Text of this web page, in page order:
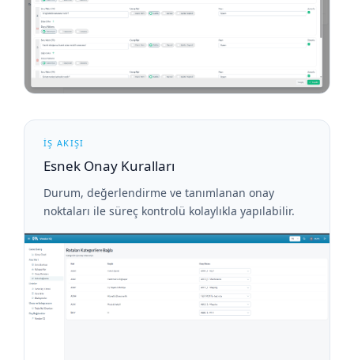
İŞ AKIŞI
Esnek Onay Kuralları
Durum, değerlendirme ve tanımlanan onay
noktaları ile süreç kontrolü kolaylıkla yapılabilir.